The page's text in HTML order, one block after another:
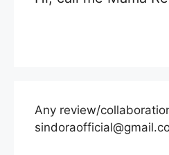
Any review/